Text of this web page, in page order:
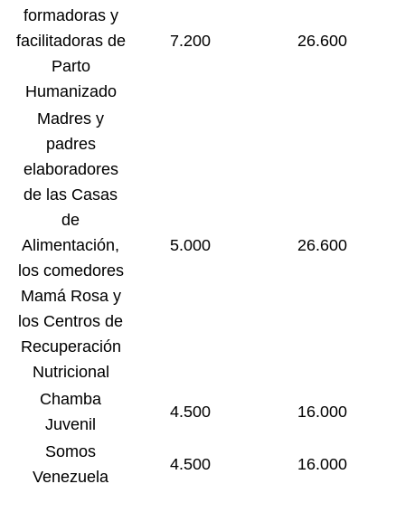
formadoras y
facilitadoras de
Parto
Humanizado
7.200 26.600
Madres y
padres
elaboradores
de las Casas
de
Alimentación,
los comedores
Mamá Rosa y
los Centros de
Recuperación
Nutricional
5.000 26.600
Chamba
Juvenil
4.500 16.000
Somos
Venezuela
4.500 16.000